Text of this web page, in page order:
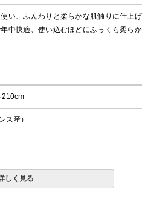
い、ふんわりと柔らかな肌触りに仕上げ
中快適、使い込むほどにふっくら柔らか
210cm
ス産）
しく見る